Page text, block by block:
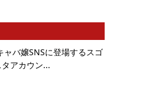
ャバ嬢SNSに登場するスゴ
アカウン...